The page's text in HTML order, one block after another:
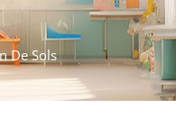
De Sols